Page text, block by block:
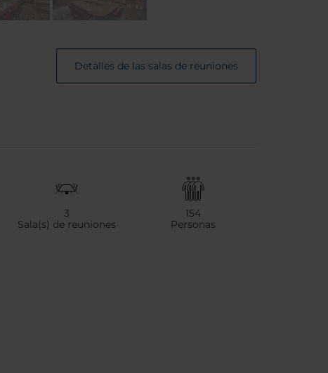
Detalles de las salas de reuniones
3
Sala(s) de reuniones
154
Personas